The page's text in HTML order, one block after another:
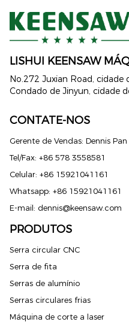
LISHUI ​​KEENSAW
No.272 Juxian Road, cidade
Condado de Jinyun, cidade
CONTATE-NOS
Gerente de Vendas: Dennis Pan
Tel/Fax: +86 578 3558581
Celular: +86 15921041161
Whatsapp: +86 15921041161
E-mail: dennis@keensaw.com
PRODUTOS
Serra circular CNC
Serra de fita
Serras de alumínio
Serras circulares frias
Máquina de corte a laser